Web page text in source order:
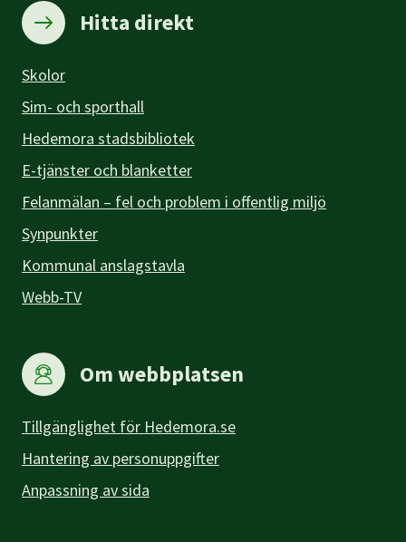
Hitta direkt
Skolor
Sim- och sporthall
Hedemora stadsbibliotek
E-tjänster och blanketter
Felanmälan – fel och problem i offentlig miljö
Synpunkter
Kommunal anslagstavla
Webb-TV
Om webbplatsen
Tillgänglighet för Hedemora.se
Hantering av personuppgifter
Anpassning av sida